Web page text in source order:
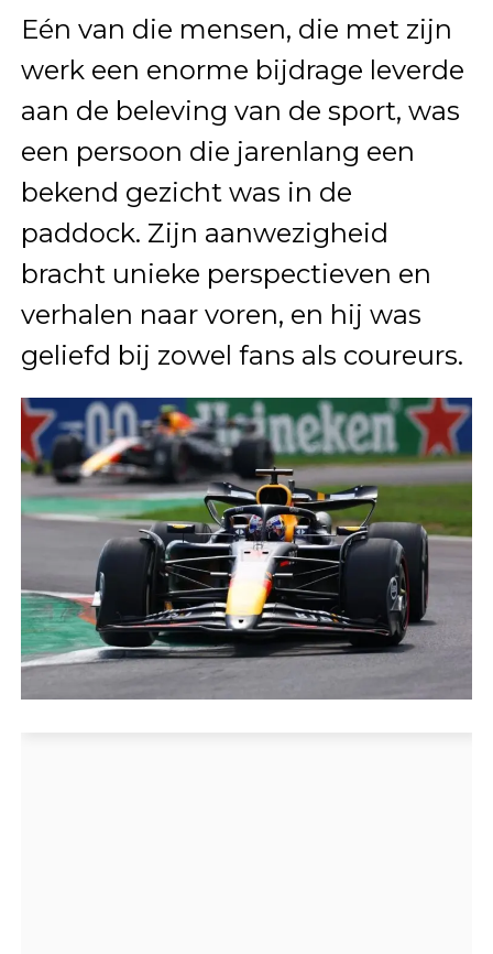
Eén van die mensen, die met zijn
werk een enorme bijdrage leverde
aan de beleving van de sport, was
een persoon die jarenlang een
bekend gezicht was in de
paddock. Zijn aanwezigheid
bracht unieke perspectieven en
verhalen naar voren, en hij was
geliefd bij zowel fans als coureurs.